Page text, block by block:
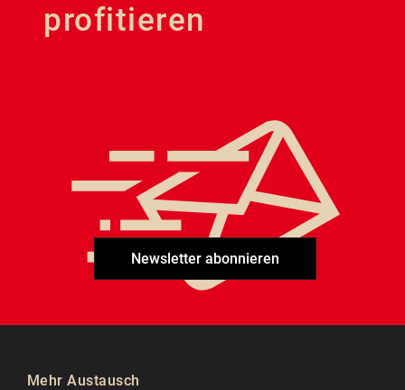
profitieren
Newsletter abonnieren
Mehr Austausch